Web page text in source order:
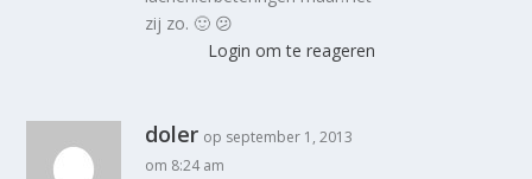
zij zo. 🙂 😕
Login om te reageren
doler op september 1, 2013
om 8:24 am